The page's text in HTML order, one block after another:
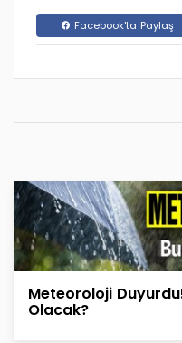
Facebook'ta Paylaş
Meteoroloji
Olacak?